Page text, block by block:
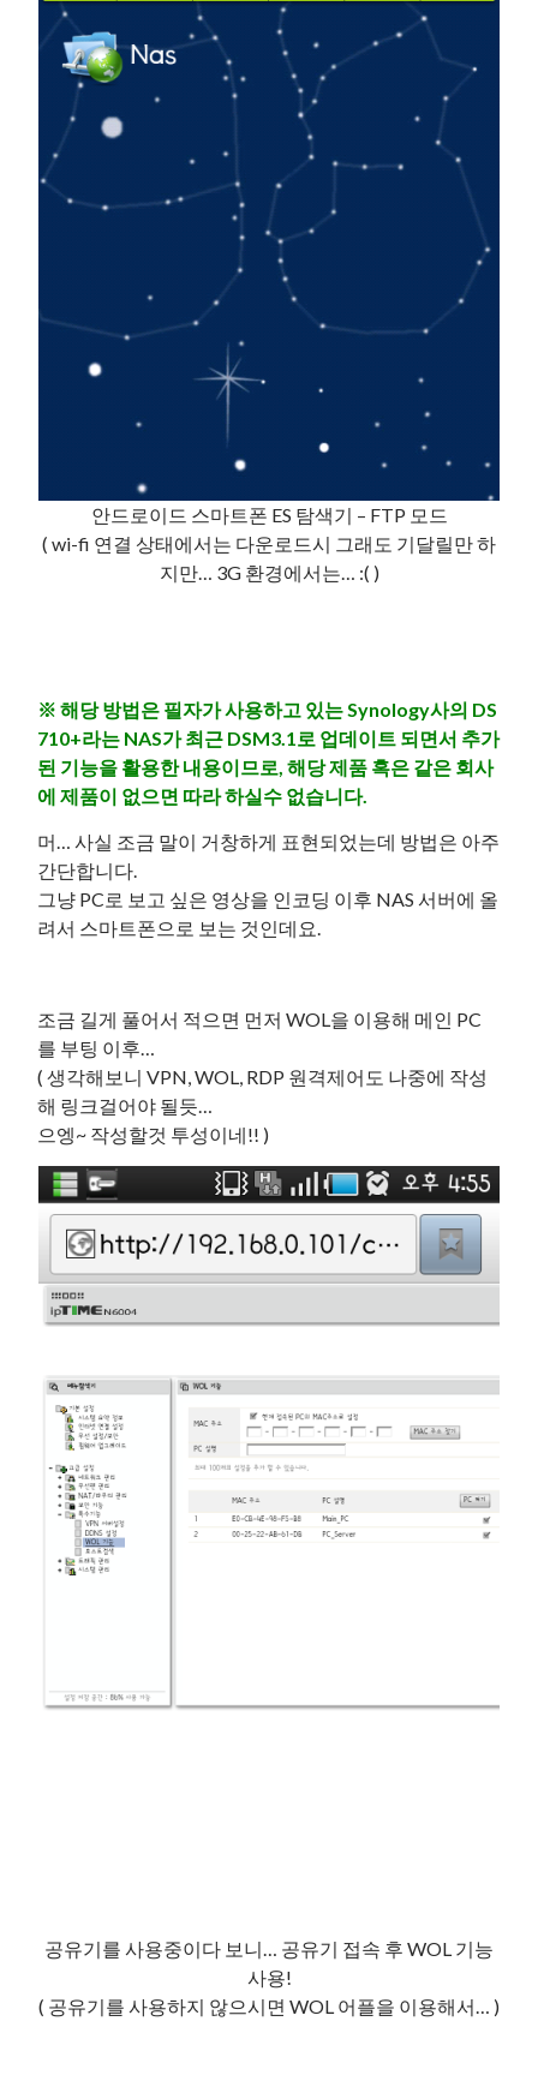
안드로이드 스마트폰 ES 탐색기 – FTP 모드
( wi-fi 연결 상태에서는 다운로드시 그래도 기달릴만 하
지만… 3G 환경에서는… :( )
※ 해당 방법은 필자가 사용하고 있는 Synology사의 DS
710+라는 NAS가 최근 DSM3.1로 업데이트 되면서 추가
된 기능을 활용한 내용이므로, 해당 제품 혹은 같은 회사
에 제품이 없으면 따라 하실수 없습니다.
머… 사실 조금 말이 거창하게 표현되었는데 방법은 아주
간단합니다.
그냥 PC로 보고 싶은 영상을 인코딩 이후 NAS 서버에 올
려서 스마트폰으로 보는 것인데요.
조금 길게 풀어서 적으면 먼저 WOL을 이용해 메인 PC
를 부팅 이후…
( 생각해보니 VPN, WOL, RDP 원격제어도 나중에 작성
해 링크걸어야 될듯…
으엥~ 작성할것 투성이네!! )
공유기를 사용중이다 보니… 공유기 접속 후 WOL 기능
사용!
( 공유기를 사용하지 않으시면 WOL 어플을 이용해서… )